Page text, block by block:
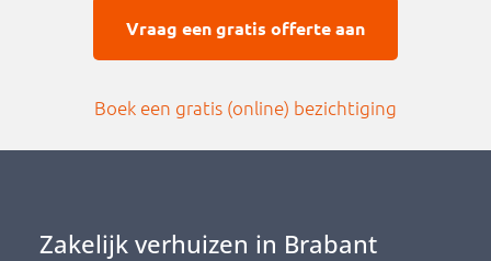
Vraag een gratis offerte aan
Boek een gratis (online) bezichtiging
Zakelijk verhuizen in Brabant